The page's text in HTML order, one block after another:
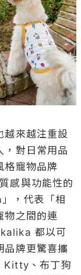
越來越注重設
，對日常用品
格寵物品牌
感與功能性的
，代表「相
物之間的連
都以可
品牌更驚喜攜
Kitty、布丁狗